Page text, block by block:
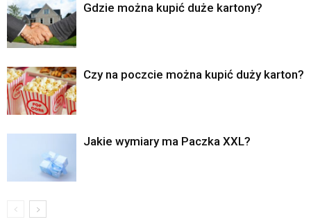
Gdzie można kupić duże kartony?
Czy na poczcie można kupić duży karton?
Jakie wymiary ma Paczka XXL?